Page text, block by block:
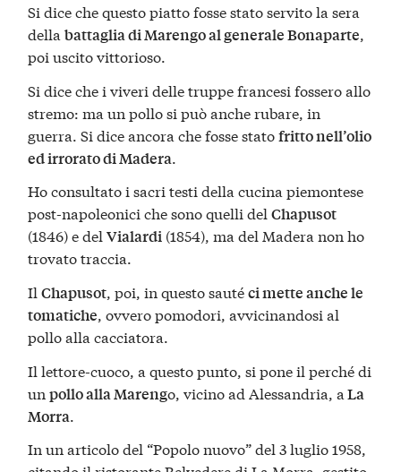
Si dice che questo piatto fosse stato servito la sera
dellabattaglia di Marengo al generale Bonaparte,
poi uscito vittorioso.
Si dice che i viveri delle truppe francesi fossero allo
stremo: ma un pollo si può anche rubare, in
guerra. Si dice ancora che fosse statofritto nell’olio
ed irrorato di Madera.
Ho consultato i sacri testi della cucina piemontese
post-napoleonici che sono quelli delChapusot
(1846) e delVialardi (1854), ma del Madera non ho
trovato traccia.
IlChapusot, poi, in questo sautéci mette anche le
tomatiche, ovvero pomodori, avvicinandosi al
pollo alla cacciatora.
Il lettore-cuoco, a questo punto, si pone il perché di
unpollo alla Marengo, vicino ad Alessandria, a La
Morra.
In un articolo del “Popolo nuovo” del 3 luglio 1958,